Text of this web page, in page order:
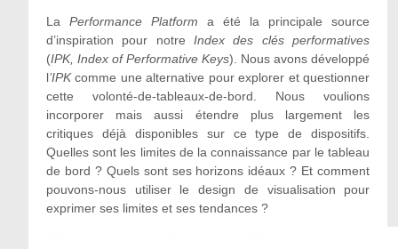
La Performance Platform a été la principale source
d’inspiration pour notreIndex des clés performatives
(IPK, Index of Performative Keys). Nous avons développé
l’IPKcomme une alternative pour explorer et questionner
cette volonté-de-tableaux-de-bord. Nous voulions
incorporer mais aussi étendre plus largement les
critiques déjà disponibles sur ce type de dispositifs.
Quelles sont les limites de la connaissance par le tableau
de bord ? Quels sont ses horizons idéaux ? Et comment
pouvons-nous utiliser le design de visualisation pour
exprimer ses limites et ses tendances ?